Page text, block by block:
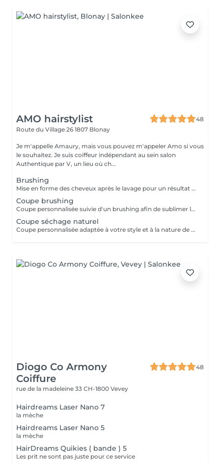
AMO hairstylist
48
Route du Village 26 1807 Blonay
Je m'appelle Amaury, mais vous pouvez m'appeler Amo si vous
le souhaitez. Je suis coiffeur indépendant au sein salon
Authentique par V, un lieu où ch...
Brushing
Mise en forme des cheveux après le lavage pour un résultat lisse, ondulé, souple ou volumineux, selon vos envies.
Coupe brushing
Coupe personnalisée suivie d'un brushing afin de sublimer la coupe et obtenir un rendu soigné et harmonieux.
Coupe séchage naturel
Coupe personnalisée adaptée à votre style et à la nature de vos cheveux, suivie d'un séchage naturel ou au doigts.
Diogo Co Armony
Coiffure
48
rue de la madeleine 33 CH-1800 Vevey
Hairdreams Laser Nano 7
la mèche
Hairdreams Laser Nano 5
la mèche
HairDreams Quikies ( bande ) 5
Les prit ne sont pas juste pour ce service